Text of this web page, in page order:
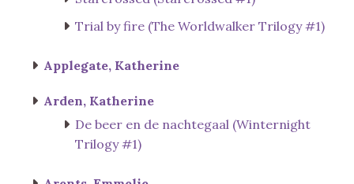
Trial by fire (The Worldwalker Trilogy #1)
Applegate, Katherine
Arden, Katherine
De beer en de nachtegaal (Winternight
Trilogy #1)